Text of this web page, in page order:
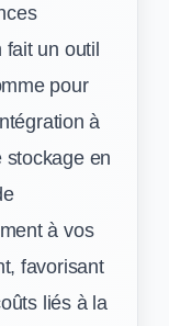
fait un outil
pour
à
stockage en
à vos
favorisant
liés à la